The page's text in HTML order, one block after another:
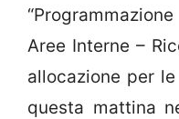
Aree Interne –
allocazione per
questa mattina